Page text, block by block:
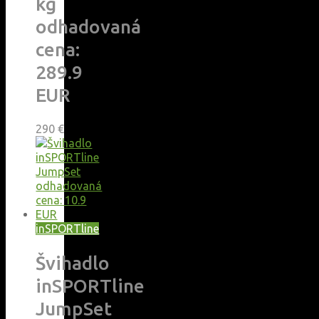
odhadovaná
cena:
289.9
EUR
290€
inSPORTline
Švihadlo
inSPORTline
JumpSet